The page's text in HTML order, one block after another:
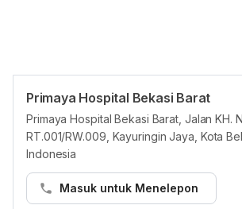
Primaya Hospital Bekasi Barat
Primaya Hospital Bekasi Barat, Jalan KH.
RT.001/RW.009, Kayuringin Jaya, Kota
Indonesia
Masuk untuk Menelepon
Jam reguler
Senin
Rabu